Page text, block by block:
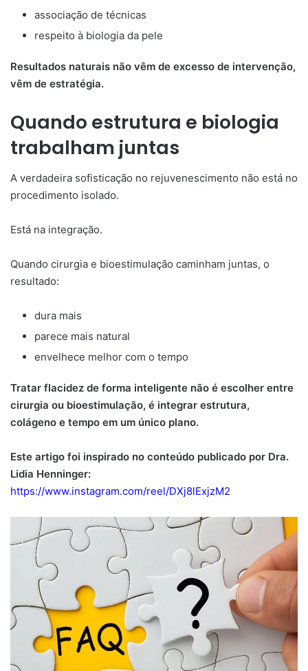
associação de técnicas
respeito à biologia da pele
Resultados naturais não vêm de excesso de intervenção,
vêm de estratégia.
Quando estrutura e biologia
trabalham juntas
A verdadeira sofisticação no rejuvenescimento não está no
procedimento isolado.
Está na integração.
Quando cirurgia e bioestimulação caminham juntas, o
resultado:
dura mais
parece mais natural
envelhece melhor com o tempo
Tratar flacidez de forma inteligente não é escolher entre
cirurgia ou bioestimulação, é integrar estrutura,
colágeno e tempo em um único plano.
Este artigo foi inspirado no conteúdo publicado por Dra.
Lidia Henninger:
https://www.instagram.com/reel/DXj8lExjzM2